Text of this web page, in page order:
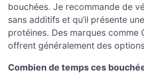
bouchées. Je recommande de
sans additifs et qu’il présente
protéines. Des marques comme
offrent généralement des
Combien de temps ces